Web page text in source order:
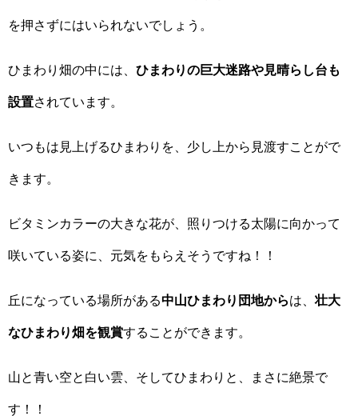
を押さずにはいられないでしょう。
ひまわり畑の中には、 ひまわりの巨大迷路や見晴らし台も
設置されています。
いつもは見上げるひまわりを、少し上から見渡すことがで
きます。
ビタミンカラーの大きな花が、照りつける太陽に向かって
咲いている姿に、元気をもらえそうですね！！
丘になっている場所がある中山ひまわり団地からは、壮大
なひまわり畑を観賞することができます。
山と青い空と白い雲、そしてひまわりと、まさに絶景で
す！！